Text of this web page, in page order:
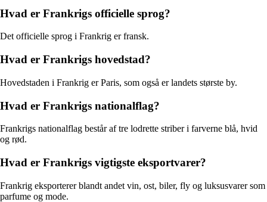
Hvad er Frankrigs officielle sprog?
Det officielle sprog i Frankrig er fransk.
Hvad er Frankrigs hovedstad?
Hovedstaden i Frankrig er Paris, som også er landets største by.
Hvad er Frankrigs nationalflag?
Frankrigs nationalflag består af tre lodrette striber i farverne blå, hvid
og rød.
Hvad er Frankrigs vigtigste eksportvarer?
Frankrig eksporterer blandt andet vin, ost, biler, fly og luksusvarer som
parfume og mode.